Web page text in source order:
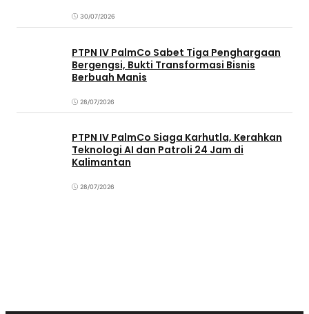
30/07/2026
PTPN IV PalmCo Sabet Tiga Penghargaan
Bergengsi, Bukti Transformasi Bisnis
Berbuah Manis
28/07/2026
PTPN IV PalmCo Siaga Karhutla, Kerahkan
Teknologi AI dan Patroli 24 Jam di
Kalimantan
28/07/2026